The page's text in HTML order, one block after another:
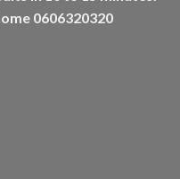
0606320320